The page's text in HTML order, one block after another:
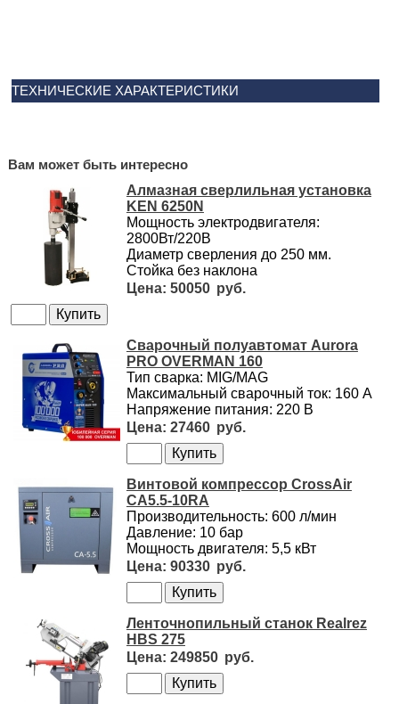
ТЕХНИЧЕСКИЕ ХАРАКТЕРИСТИКИ
Вам может быть интересно
Алмазная сверлильная установка
KEN 6250N
Мощность электродвигателя:
2800Вт/220В
Диаметр сверления до 250 мм.
Стойка без наклона
50050
Сварочный полуавтомат Aurora
PRO OVERMAN 160
Тип сварка: MIG/MAG
Максимальный сварочный ток: 160 А
Напряжение питания: 220 В
27460
Винтовой компрессор CrossAir
CA5.5-10RA
Производительность: 600 л/мин
Давление: 10 бар
Мощность двигателя: 5,5 кВт
90330
Ленточнопильный станок Realrez
HBS 275
249850